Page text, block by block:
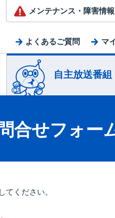
メンテナンス ・障害情報
よくあるご質問 マ
自主放送番組
合せフォー
てください。